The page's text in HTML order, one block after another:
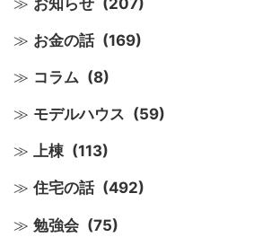
お金の話 (169)
コラム (8)
モデルハウス (59)
上棟 (113)
住宅の話 (492)
勉強会 (75)